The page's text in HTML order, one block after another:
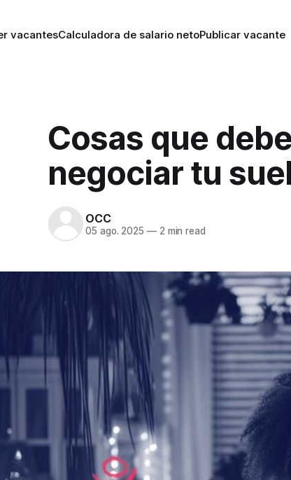
vacantesCalculadora de salario netoPublicar vacante
Cosas que
negociar tu
OCC
05 ago. 2025 —2 min read